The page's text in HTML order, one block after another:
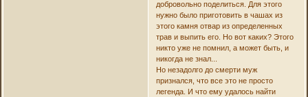
добровольно поделиться. Для этого
нужно было приготовить в чашах из
этого камня отвар из определенных
трав и выпить его. Но вот каких? Этого
никто уже не помнил, а может быть, и
никогда не знал...
Но незадолго до смерти муж
признался, что все это не просто
легенда. И что ему удалось найти